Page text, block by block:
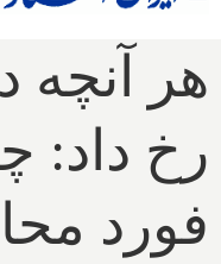
هر آنچه
رخ داد:
فورد